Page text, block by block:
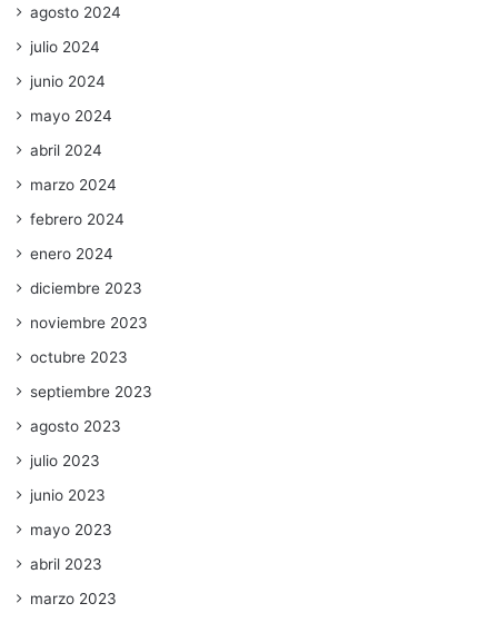
agosto 2024
julio 2024
junio 2024
mayo 2024
abril 2024
marzo 2024
febrero 2024
enero 2024
diciembre 2023
noviembre 2023
octubre 2023
septiembre 2023
agosto 2023
julio 2023
junio 2023
mayo 2023
abril 2023
marzo 2023